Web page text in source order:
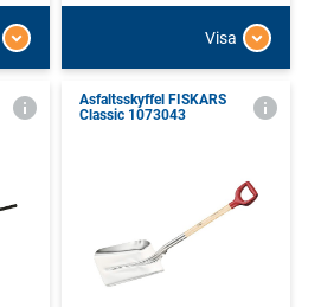
Visa
Asfaltsskyffel FISKARS
Classic 1073043